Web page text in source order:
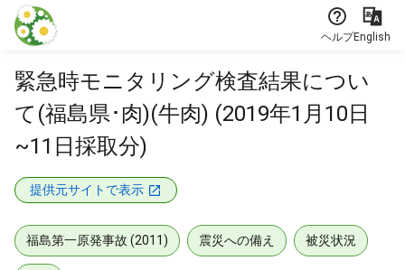
本文に飛ぶ
ヘルプEnglish
緊急時モニタリング検査結果につい
て(福島県･肉)(牛肉) (2019年1月10日
~11日採取分)
提供元サイトで表示
福島第一原発事故 (2011) 震災への備え 被災状況